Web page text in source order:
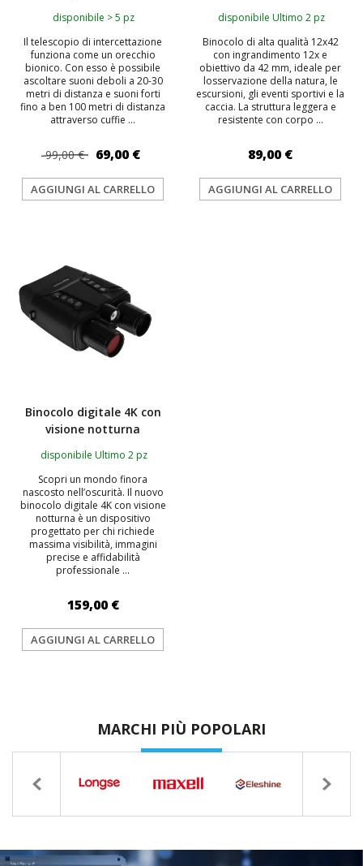
disponibile > 5 pz
Il telescopio di intercettazione
funziona come un orecchio
bionico. Con esso è possibile
ascoltare suoni deboli a 20-30
metri di distanza e suoni forti
fino a ben 100 metri di distanza
attraverso cuffie ...
99,00 € 69,00 €
AGGIUNGI AL CARRELLO
disponibile Ultimo 2 pz
Binocolo di alta qualità 12x42
con ingrandimento 12x e
obiettivo da 42 mm, ideale per
losservazione della natura, le
escursioni, gli eventi sportivi e la
caccia. La struttura leggera e
resistente con corpo ...
89,00 €
AGGIUNGI AL CARRELLO
Binocolo digitale 4K con
visione notturna
disponibile Ultimo 2 pz
Scopri un mondo finora
nascosto nell’oscurità. Il nuovo
binocolo digitale 4K con visione
notturna è un dispositivo
progettato per chi richiede
massima visibilità, immagini
precise e affidabilità
professionale ...
159,00 €
AGGIUNGI AL CARRELLO
MARCHI PIÙ POPOLARI